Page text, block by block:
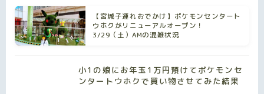
【宮城子連れおでかけ】ポケモンセンタート
ウホクがリニューアルオープン！
3/29（土）AMの混雑状況
小1の娘にお年玉1万円預けてポケモンセ
ンタートウホクで買い物させてみた結果